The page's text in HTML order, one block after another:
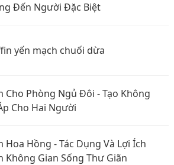
Đến Người Đặc Biệt
yến mạch chuối dừa
Cho Phòng Ngủ Đôi - Tạo Không
Cho Hai Người
Hoa Hồng - Tác Dụng Và Lợi Ích
Không Gian Sống Thư Giãn